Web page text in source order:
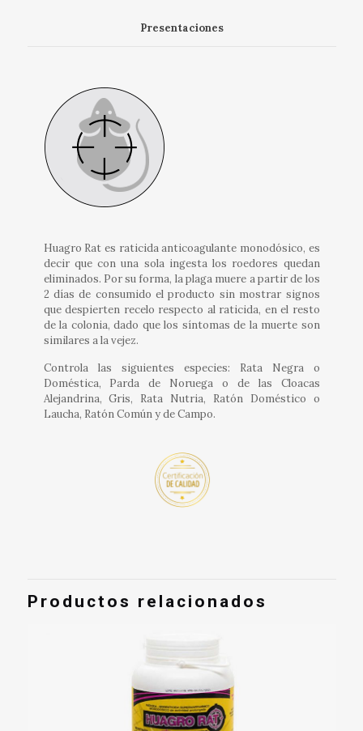
Presentaciones
Huagro Rat es raticida anticoagulante monodósico, es
decir que con una sola ingesta los roedores quedan
eliminados. Por su forma, la plaga muere a partir de los
2 días de consumido el producto sin mostrar signos
que despierten recelo respecto al raticida, en el resto
de la colonia, dado que los síntomas de la muerte son
similares a la vejez.
Controla las siguientes especies: Rata Negra o
Doméstica, Parda de Noruega o de las Cloacas
Alejandrina, Gris, Rata Nutria, Ratón Doméstico o
Laucha, Ratón Común y de Campo.
Productos relacionados